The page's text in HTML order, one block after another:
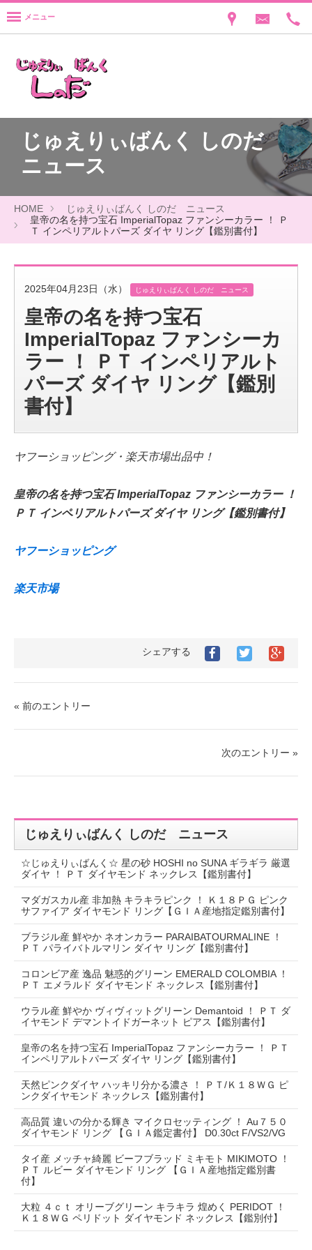
メニュー
じゅえりぃばんく しのだ
ニュース
HOME
じゅえりぃばんく しのだ ニュース
皇帝の名を持つ宝石 ImperialTopaz ファンシーカラー ！ Ｐ
Ｔ インペリアルトパーズ ダイヤ リング【鑑別書付】
2025年04月23日（水） じゅえりぃばんく しのだ ニュース
皇帝の名を持つ宝石
ImperialTopaz ファンシーカ
ラー ！ ＰＴ インペリアルト
パーズ ダイヤ リング【鑑別
書付】
ヤフーショッピング・楽天市場出品中！
皇帝の名を持つ宝石 ImperialTopaz ファンシーカラー ！
ＰＴ インペリアルトパーズ ダイヤ リング【鑑別書付】
ヤフーショッピング
楽天市場
シェアする
« 前のエントリー
次のエントリー »
じゅえりぃばんく しのだ ニュース
☆じゅえりぃばんく☆ 星の砂 HOSHI no SUNA ギラギラ 厳選
ダイヤ ！ ＰＴ ダイヤモンド ネックレス【鑑別書付】
マダガスカル産 非加熱 キラキラピンク ！ Ｋ１８ＰＧ ピンク
サファイア ダイヤモンド リング【ＧＩＡ産地指定鑑別書付】
ブラジル産 鮮やか ネオンカラー PARAIBATOURMALINE ！
ＰＴ パライバトルマリン ダイヤ リング【鑑別書付】
コロンビア産 逸品 魅惑的グリーン EMERALD COLOMBIA ！
ＰＴ エメラルド ダイヤモンド ネックレス【鑑別書付】
ウラル産 鮮やか ヴィヴィットグリーン Demantoid ！ ＰＴ ダ
イヤモンド デマントイドガーネット ピアス【鑑別書付】
皇帝の名を持つ宝石 ImperialTopaz ファンシーカラー ！ ＰＴ
インペリアルトパーズ ダイヤ リング【鑑別書付】
天然ピンクダイヤ ハッキリ分かる濃さ ！ ＰＴ/Ｋ１８ＷＧ ピ
ンクダイヤモンド ネックレス【鑑別書付】
高品質 違いの分かる輝き マイクロセッティング ！ Au７５０
ダイヤモンド リング 【ＧＩＡ鑑定書付】 D0.30ct F/VS2/VG
タイ産 メッチャ綺麗 ビーフブラッド ミキモト MIKIMOTO ！
ＰＴ ルビー ダイヤモンド リング 【ＧＩＡ産地指定鑑別書
付】
大粒 ４ｃｔ オリーブグリーン キラキラ 煌めく PERIDOT ！
Ｋ１８ＷＧ ペリドット ダイヤモンド ネックレス【鑑別付】